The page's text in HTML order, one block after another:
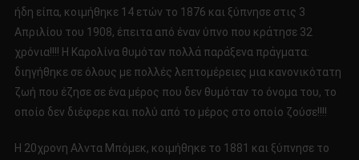
ήδη είπα, κοιμήθηκε 14 ετών το 1876 και ξύπνησε στις 3
Απριλίου του 1908, έπειτα από έναν ύπνο που κράτησε 32
χρόνια!!!! Η Καρολίνα θυμόταν πολλά παράξενα πράγματα:
διηγήθηκε σε όλους με πολλές λεπτομέρειες μια κανονικότατη
ζωή που έζησε σε ένα μέρος που δεν θυμόταν το όνομα του, το
οποίο δεν διέφερε και πολύ από το μέρος στο οποίο ζούσε!!!!
Η 20χρονη Αλντα Μπόμεκ, κοιμήθηκε το 1881 και ξύπνησε το